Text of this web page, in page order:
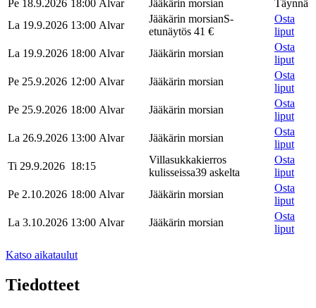
Pe 18.9.2026 18:00 Alvar Jääkärin morsian
Täynnä
La 19.9.2026 13:00 Alvar
Jääkärin morsianS-
etunäytös 41 €
Osta
liput
La 19.9.2026 18:00 Alvar Jääkärin morsian
Osta
liput
Pe 25.9.2026 12:00 Alvar Jääkärin morsian
Osta
liput
Pe 25.9.2026 18:00 Alvar Jääkärin morsian
Osta
liput
La 26.9.2026 13:00 Alvar Jääkärin morsian
Osta
liput
Ti 29.9.2026 18:15
Villasukkakierros
kulisseissa39 askelta
Osta
liput
Pe 2.10.2026 18:00 Alvar Jääkärin morsian
Osta
liput
La 3.10.2026 13:00 Alvar Jääkärin morsian
Osta
liput
Katso aikataulut
Tiedotteet